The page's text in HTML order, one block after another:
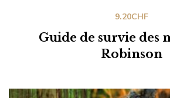
Guide de survie des
Robinson
9.20CHF